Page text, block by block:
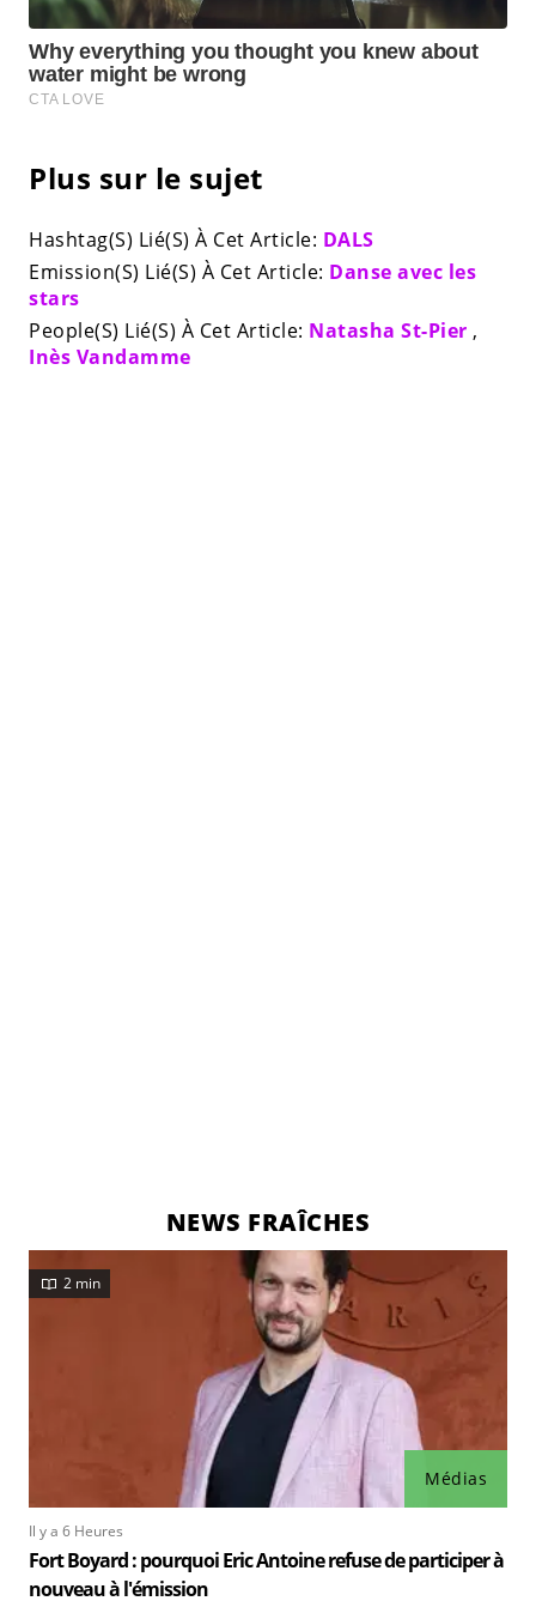
Plus sur le sujet
Hashtag(S) Lié(S) À Cet Article: DALS
Emission(S) Lié(S) À Cet Article: Danse avec les
stars
People(S) Lié(S) À Cet Article: Natasha St-Pier ,
Inès Vandamme
NEWS FRAÎCHES
Médias
2 min
Il y a 6 Heures
Fort Boyard : pourquoi Eric Antoine refuse de participer à
nouveau à l'émission